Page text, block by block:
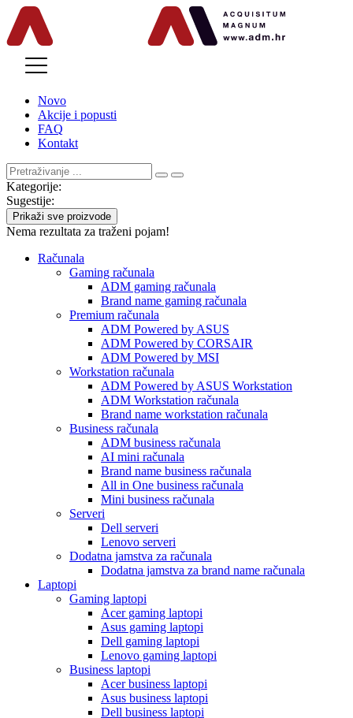
Novo
Akcije i popusti
FAQ
Kontakt
Kategorije:
Sugestije:
Prikaži sve proizvode
Nema rezultata za traženi pojam!
Računala
Gaming računala
ADM gaming računala
Brand name gaming računala
Premium računala
ADM Powered by ASUS
ADM Powered by CORSAIR
ADM Powered by MSI
Workstation računala
ADM Powered by ASUS Workstation
ADM Workstation računala
Brand name workstation računala
Business računala
ADM business računala
AI mini računala
Brand name business računala
All in One business računala
Mini business računala
Serveri
Dell serveri
Lenovo serveri
Dodatna jamstva za računala
Dodatna jamstva za brand name računala
Laptopi
Gaming laptopi
Acer gaming laptopi
Asus gaming laptopi
Dell gaming laptopi
Lenovo gaming laptopi
Business laptopi
Acer business laptopi
Asus business laptopi
Dell business laptopi